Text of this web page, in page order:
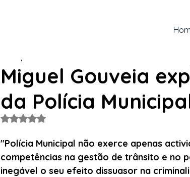
Miguel Gouveia
da Polícia
Avaliado com NaN de 5 estrelas.
"Polícia Municipal não exerce apenas
competências na gestão de trânsito e no
inegável o seu efeito dissuasor na